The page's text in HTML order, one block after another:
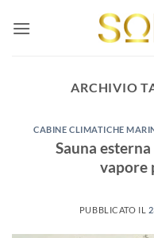
ARCHIVIO
CABINE CLIMATICHE
Sauna
vapore
PUBBLICATO IL